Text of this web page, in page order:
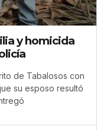
y homicida
de Tabalosos con
su esposo resultó